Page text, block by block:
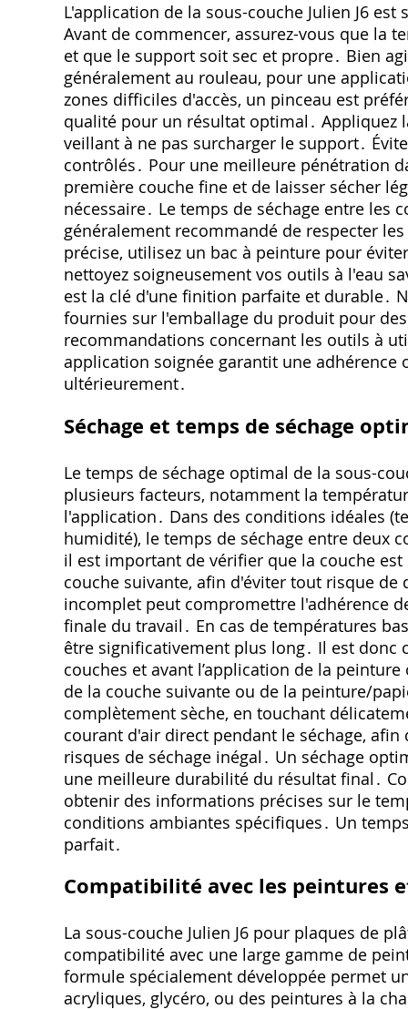
L'application de la sous-couche Julien J6
Avant de commencer‚ assurez-vous que la
et que le support soit sec et propre․ Bien
généralement au rouleau‚ pour une
zones difficiles d'accès‚ un pinceau est
qualité pour un résultat optimal․ Appliquez
veillant à ne pas surcharger le support․
contrôlés․ Pour une meilleure pénétration
première couche fine et de laisser sécher
nécessaire․ Le temps de séchage entre les
généralement recommandé de respecter
précise‚ utilisez un bac à peinture pour
nettoyez soigneusement vos outils à l'eau
est la clé d'une finition parfaite et durable․
fournies sur l'emballage du produit pour
recommandations concernant les outils à
application soignée garantit une
ultérieurement․
Séchage et temps de séchage
Le temps de séchage optimal de la sous-
plusieurs facteurs‚ notamment la
l'application․ Dans des conditions idéales
humidité)‚ le temps de séchage entre deux
il est important de vérifier que la couche
couche suivante‚ afin d'éviter tout risque
incomplet peut compromettre l'adhérence
finale du travail․ En cas de températures
être significativement plus long․ Il est
couches et avant l’application de la
de la couche suivante ou de la peinture/
complètement sèche‚ en touchant
courant d'air direct pendant le séchage‚
risques de séchage inégal․ Un séchage
une meilleure durabilité du résultat final․
obtenir des informations précises sur le
conditions ambiantes spécifiques․ Un
parfait․
Compatibilité avec les peintures
La sous-couche Julien J6 pour plaques de
compatibilité avec une large gamme de
formule spécialement développée permet
acryliques‚ glycéro‚ ou des peintures à la